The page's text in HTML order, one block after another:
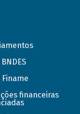
Finame
financeiras